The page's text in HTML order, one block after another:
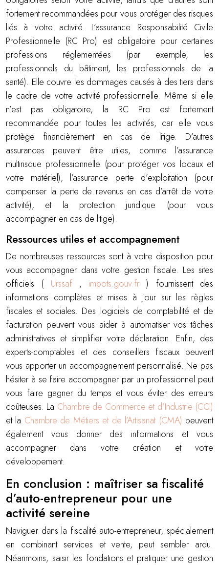
fortement recommandées pour vous protéger des risques
liés à votre activité. L’assurance Responsabilité Civile
Professionnelle (RC Pro) est obligatoire pour certaines
professions réglementées (par exemple, les
professionnels du bâtiment, les professionnels de la
santé). Elle couvre les dommages causés à des tiers dans
le cadre de votre activité professionnelle. Même si elle
n’est pas obligatoire, la RC Pro est fortement
recommandée pour toutes les activités, car elle vous
protège financièrement en cas de litige. D’autres
assurances peuvent être utiles, comme l’assurance
multirisque professionnelle (pour protéger vos locaux et
votre matériel), l’assurance perte d’exploitation (pour
compenser la perte de revenus en cas d’arrêt de votre
activité), et la protection juridique (pour vous
accompagner en cas de litige).
Ressources utiles et accompagnement
De nombreuses ressources sont à votre disposition pour
vous accompagner dans votre gestion fiscale. Les sites
officiels ( Urssaf , impots.gouv.fr) fournissent des
informations complètes et mises à jour sur les règles
fiscales et sociales. Des logiciels de comptabilité et de
facturation peuvent vous aider à automatiser vos tâches
administratives et simplifier votre déclaration. Enfin, des
experts-comptables et des conseillers fiscaux peuvent
vous apporter un accompagnement personnalisé. Ne pas
hésiter à se faire accompagner par un professionnel peut
vous faire gagner du temps et vous éviter des erreurs
coûteuses. La Chambre de Commerce et d’Industrie (CCI)
et la Chambre de Métiers et de l’Artisanat (CMA) peuvent
également vous donner des informations et vous
accompagner dans votre création et votre
développement.
En conclusion : maîtriser sa fiscalité
d’auto-entrepreneur pour une
activité sereine
Naviguer dans la fiscalité auto-entrepreneur, spécialement
en combinant services et vente, peut sembler ardu.
Néanmoins, saisir les fondations et pratiquer une gestion